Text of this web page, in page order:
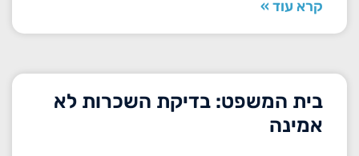
קרא עוד »
בית המשפט: בדיקת השכרות לא
אמינה